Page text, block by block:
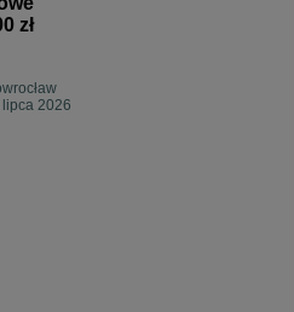
zł
2026